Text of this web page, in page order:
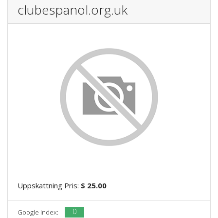
clubespanol.org.uk
Uppskattning Pris: $ 25.00
Google Index: 0